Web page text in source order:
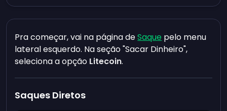
Pra começar, vai na página deSaque pelo menu
lateral esquerdo. Na seção "Sacar Dinheiro",
seleciona a opção Litecoin.
Saques Diretos